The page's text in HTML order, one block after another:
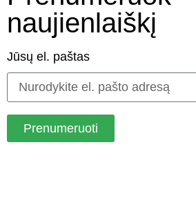
naujienlaiškį
Jūsų el. paštas
Prenumeruoti